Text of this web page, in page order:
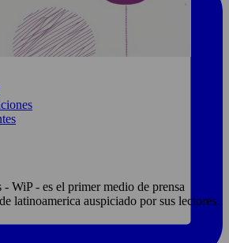
- WiP - es el primer medio de prensa
latinoamerica auspiciado por sus lectores.